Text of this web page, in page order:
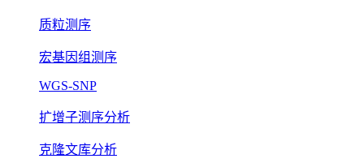
质粒测序
宏基因组测序
WGS-SNP
扩增子测序分析
克隆文库分析